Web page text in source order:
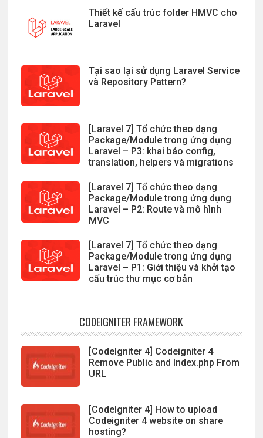
Thiết kế cấu trúc folder HMVC cho
Laravel
Tại sao lại sử dụng Laravel Service
và Repository Pattern?
[Laravel 7] Tổ chức theo dạng
Package/Module trong ứng dụng
Laravel – P3: khai báo config,
translation, helpers và migrations
[Laravel 7] Tổ chức theo dạng
Package/Module trong ứng dụng
Laravel – P2: Route và mô hình
MVC
[Laravel 7] Tổ chức theo dạng
Package/Module trong ứng dụng
Laravel – P1: Giới thiệu và khởi tạo
cấu trúc thư mục cơ bản
CODEIGNITER FRAMEWORK
[CodeIgniter 4] Codeigniter 4
Remove Public and Index.php From
URL
[CodeIgniter 4] How to upload
Codeigniter 4 website on share
hosting?